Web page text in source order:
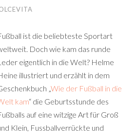
ist die beliebteste Sportart
Doch wie kam das runde
eigentlich in die Welt? Helme
illustriert und erzählt in dem
„Wie der Fußball in die
kam“ die Geburtsstunde des
auf eine witzige Art für Groß
Klein, Fussballverrückte und